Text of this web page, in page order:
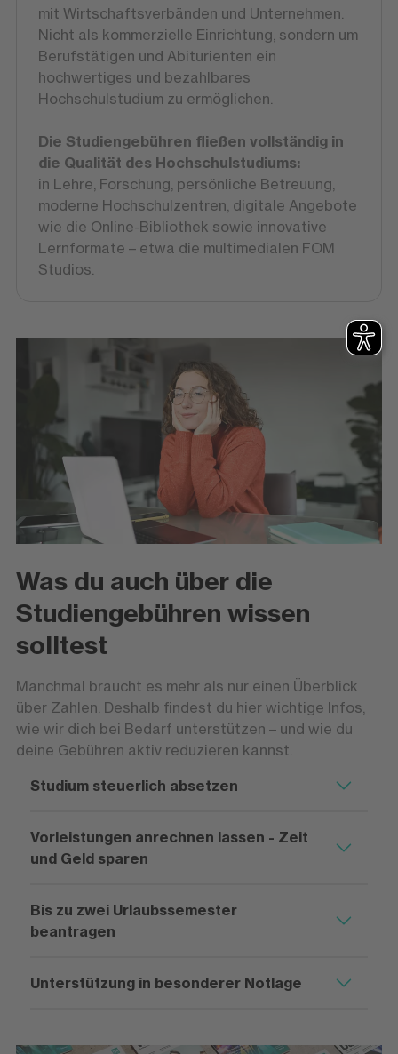
mit Wirtschaftsverbänden und Unternehmen.
Nicht als kommerzielle Einrichtung, sondern um
Berufstätigen und Abiturienten ein
hochwertiges und bezahlbares
Hochschulstudium zu ermöglichen.
Die Studiengebühren fließen vollständig in
die Qualität des Hochschulstudiums:
in Lehre, Forschung, persönliche Betreuung,
moderne Hochschulzentren, digitale Angebote
wie die Online-Bibliothek sowie innovative
Lernformate – etwa die multimedialen FOM
Studios.
Was du auch über die
Studiengebühren wissen
solltest
Manchmal braucht es mehr als nur einen Überblick
über Zahlen. Deshalb findest du hier wichtige Infos,
wie wir dich bei Bedarf unterstützen – und wie du
deine Gebühren aktiv reduzieren kannst.
Studium steuerlich absetzen
Vorleistungen anrechnen lassen - Zeit
und Geld sparen
Bis zu zwei Urlaubssemester
beantragen
Unterstützung in besonderer Notlage